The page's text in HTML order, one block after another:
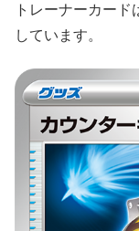
トレーナーカー
しています。